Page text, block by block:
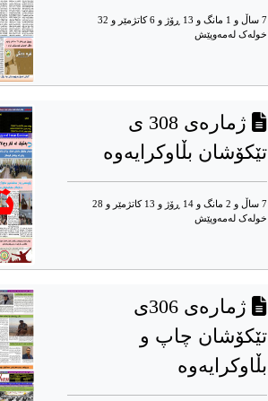
7 ساڵ و 1 مانگ و 13 ڕۆژ و 6 کاتژمێر و 32
خوله‌ک له‌مه‌وپێش‌
ژمارەی 308 ی
تێکۆشان بڵاوکرایەوە
7 ساڵ و 2 مانگ و 14 ڕۆژ و 13 کاتژمێر و 28
خوله‌ک له‌مه‌وپێش‌
ژمارەی 306ی
تێکۆشان چاپ و
بڵاوکرایەوە